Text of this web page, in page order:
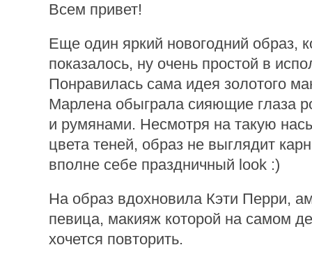
Всем привет!
Еще один яркий новогодний образ,
показалось, ну очень простой в
Понравилась сама идея золотого
Марлена обыграла сияющие глаза
и румянами. Несмотря на такую
цвета теней, образ не выглядит
вполне себе праздничный look :)
На образ вдохновила Кэти Перри,
певица, макияж которой на самом
хочется повторить.